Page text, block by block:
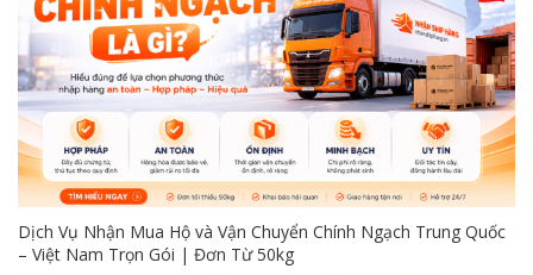
Dịch Vụ Nhận Mua Hộ và Vận Chuyển Chính Ngạch Trung Quốc
– Việt Nam Trọn Gói | Đơn Từ 50kg